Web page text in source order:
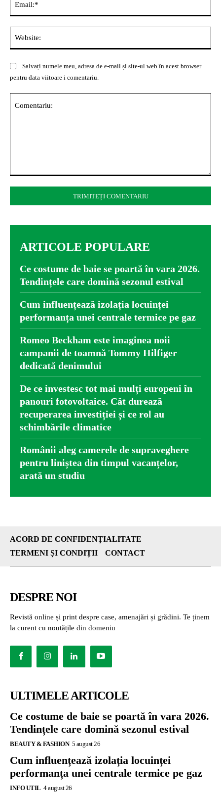
Salvați numele meu, adresa de e-mail și site-ul web în acest browser
pentru data viitoare i comentariu.
ARTICOLE POPULARE
Ce costume de baie se poartă în vara 2026.
Tendințele care domină sezonul estival
Cum influențează izolația locuinței
performanța unei centrale termice pe gaz
Romeo Beckham este imaginea noii
campanii de toamnă Tommy Hilfiger
dedicată denimului
De ce investesc tot mai mulți europeni în
panouri fotovoltaice. Cât durează
recuperarea investiției și ce rol au
schimbările climatice
Românii aleg camerele de supraveghere
pentru liniștea din timpul vacanțelor,
arată un studiu
ACORD DE CONFIDENȚIALITATE
TERMENI ȘI CONDIȚII
CONTACT
DESPRE NOI
Revistă online și print despre case, amenajări și grădini. Te ținem
la curent cu noutățile din domeniu
ULTIMELE ARTICOLE
Ce costume de baie se poartă în vara 2026.
Tendințele care domină sezonul estival
BEAUTY & FASHION 5 august 26
Cum influențează izolația locuinței
performanța unei centrale termice pe gaz
INFO UTIL 4 august 26